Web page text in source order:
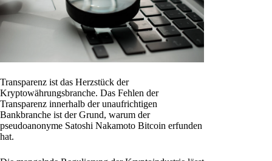
Transparenz ist das Herzstück der
Kryptowährungsbranche. Das Fehlen der
Transparenz innerhalb der unaufrichtigen
Bankbranche ist der Grund, warum der
pseudoanonyme Satoshi Nakamoto Bitcoin erfunden
hat.